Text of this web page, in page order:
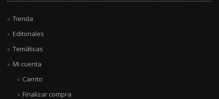
Tienda
Editoriales
Temáticas
Mi cuenta
Carrito
Finalizar compra